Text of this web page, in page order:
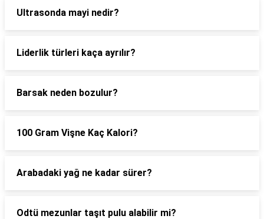
Ultrasonda mayi nedir?
Liderlik türleri kaça ayrılır?
Barsak neden bozulur?
100 Gram Vişne Kaç Kalori?
Arabadaki yağ ne kadar sürer?
Odtü mezunlar taşıt pulu alabilir mi?